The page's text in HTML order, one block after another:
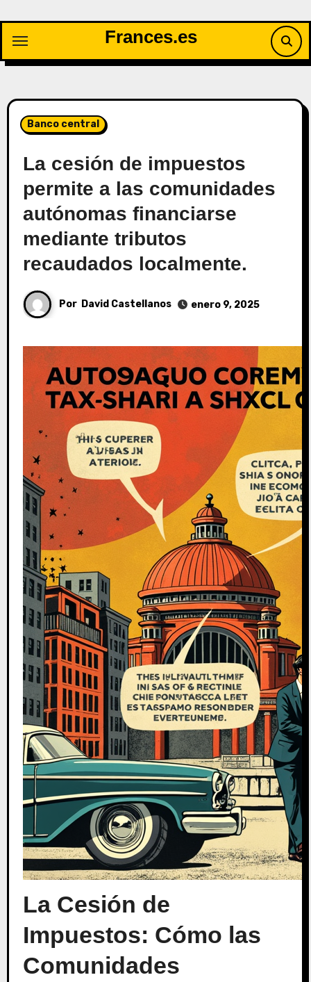
contenido
Frances.es
Banco central
La cesión de impuestos
permite a las comunidades
autónomas financiarse
mediante tributos
recaudados localmente.
Por David Castellanos enero 9, 2025
La Cesión de
Impuestos: Cómo las
Comunidades